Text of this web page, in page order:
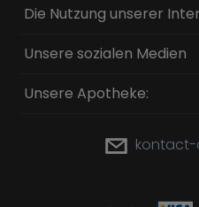
Die Nutzung unserer
Unsere sozialen Medien
Unsere Apotheke:
kontact-